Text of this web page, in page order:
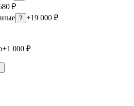
₽
? +19 000 ₽
+1 000 ₽